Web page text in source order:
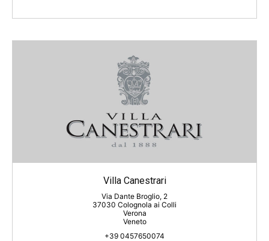
Villa Canestrari
Via Dante Broglio, 2
37030 Colognola ai Colli
Verona
Veneto
+39 0457650074